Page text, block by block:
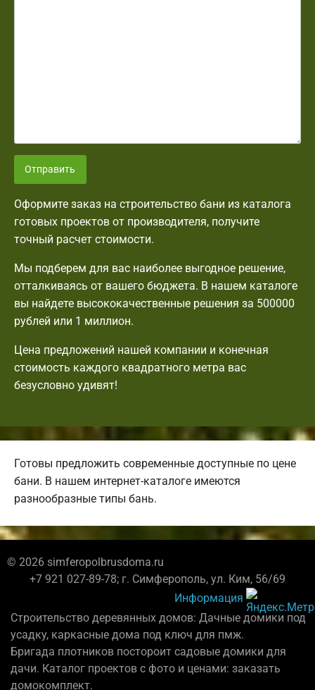
Отправить
Оформите заказ на строительство бани из каталога
готовых проектов от производителя, получите
точный расчет стоимости.
Мы подберем для вас наиболее выгодное решение,
отталкиваясь от вашего бюджета. В нашем каталоге
вы найдете высококачественные решения за 500000
рублей или 1 миллион.
Цена предложений нашей компании и конечная
стоимость каждого квадратного метра вас
безусловно удивят!
Готовы предложить современные доступные по цене
бани. В нашем интернет-каталоге имеются
разнообразные типы бань.
© 2026 simferopolbrusdoma.ru
+7 921 027-89-78; г. Симферополь, ул. Ким, 56/69
Информация
Строительство деревянных домов: Дачные домики под
усадку, каркасные дома под ключ для пмж.
Бригада плотников постороит садовые домики для
дачи. Каталог проектов с фото и ценами: заказать
домокомплект.